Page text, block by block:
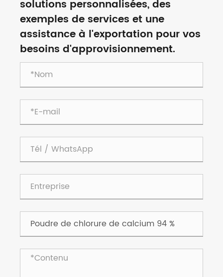
solutions personnalisées, des
exemples de services et une
assistance à l'exportation pour vos
besoins d'approvisionnement.